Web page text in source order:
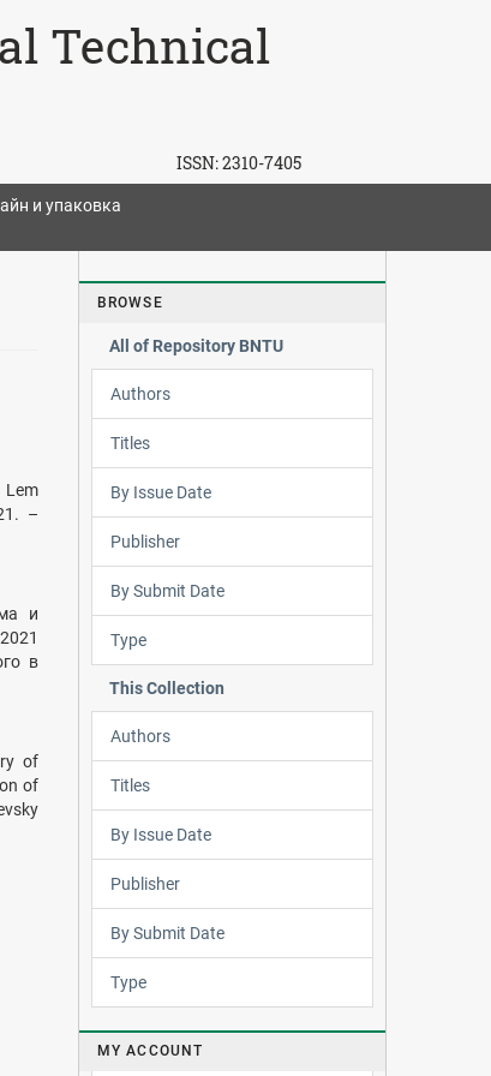
Technical
ISSN:2310-7405
и упаковка
–
и
в
of
of
BROWSE
All of Repository BNTU
Authors
Titles
By Issue Date
Publisher
By Submit Date
Type
This Collection
Authors
Titles
By Issue Date
Publisher
By Submit Date
Type
MY ACCOUNT